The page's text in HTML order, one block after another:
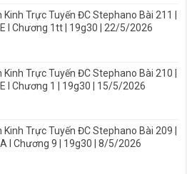
Kinh Trực Tuyến ĐC Stephano Bài 211 |
I Chương 1tt | 19g30 | 22/5/2026
Kinh Trực Tuyến ĐC Stephano Bài 210 |
I Chương 1 | 19g30 | 15/5/2026
Kinh Trực Tuyến ĐC Stephano Bài 209 |
I Chương 9 | 19g30 | 8/5/2026